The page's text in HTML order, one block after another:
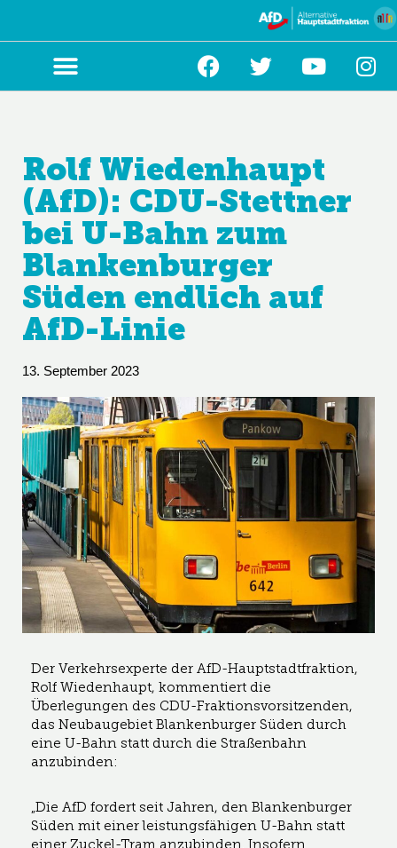
springen
Rolf Wiedenhaupt
(AfD): CDU-Stettner
bei U-Bahn zum
Blankenburger
Süden endlich auf
AfD-Linie
13. September 2023
Der Verkehrsexperte der AfD-Hauptstadtfraktion,
Rolf Wiedenhaupt, kommentiert die
Überlegungen des CDU-Fraktionsvorsitzenden,
das Neubaugebiet Blankenburger Süden durch
eine U-Bahn statt durch die Straßenbahn
anzubinden:
„Die AfD fordert seit Jahren, den Blankenburger
Süden mit einer leistungsfähigen U-Bahn statt
einer Zuckel-Tram anzubinden. Insofern